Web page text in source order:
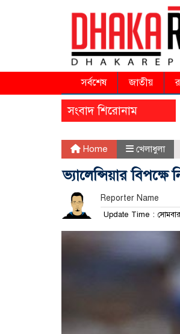
সর্বশেষ জাতীয়
সংবাদ শিরোনাম
Home খেলাধুলা
ভ্যালেন্সিয়ার বিপক্ষে
Reporter Name
Update Time :